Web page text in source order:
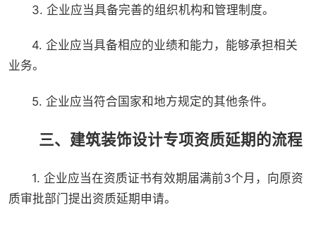
3. 企业应当具备完善的组织机构和管理制度。
4. 企业应当具备相应的业绩和能力，能够承担相关
业务。
5. 企业应当符合国家和地方规定的其他条件。
三、建筑装饰设计专项资质延期的流程
1. 企业应当在资质证书有效期届满前3个月，向原资
质审批部门提出资质延期申请。